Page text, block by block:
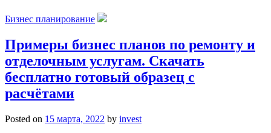
Бизнес планирование
Примеры бизнес планов по ремонту и
отделочным услугам. Скачать
бесплатно готовый образец с
расчётами
Posted on 15 марта, 2022 by invest